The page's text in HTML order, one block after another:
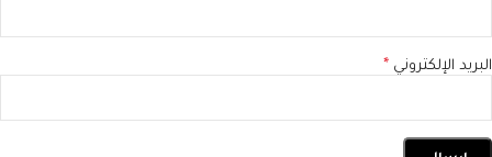
البريد الإلكتروني *